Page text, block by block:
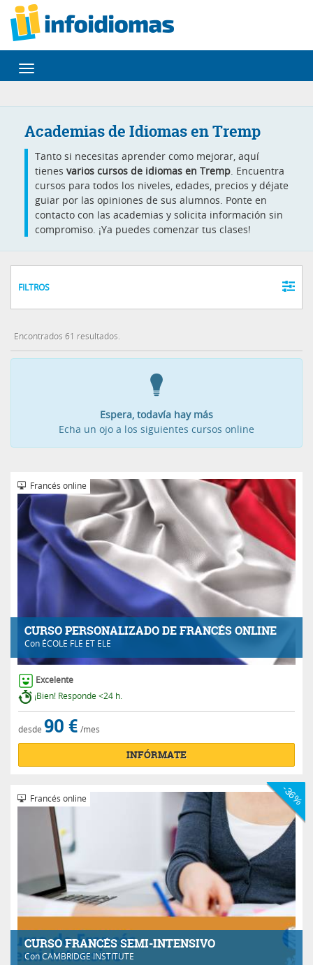
Desplegar
navegación
Academias de Idiomas en Tremp
Tanto si necesitas aprender como mejorar, aquí
tienes varios cursos de idiomas en Tremp. Encuentra
cursos para todos los niveles, edades, precios y déjate
guiar por las opiniones de sus alumnos. Ponte en
contacto con las academias y solicita información sin
compromiso. ¡Ya puedes comenzar tus clases!
FILTROS
Encontrados 61 resultados.
Espera, todavía hay más
Echa un ojo a los siguientes cursos online
CURSO PERSONALIZADO DE FRANCÉS ONLINE
Con ÉCOLE FLE ET ELE
Francés online
Excelente
¡Bien! Responde <24 h.
desde 90 € /mes
INFÓRMATE
CURSO FRANCÉS SEMI-INTENSIVO
ConCAMBRIDGE INSTITUTE
Francés online -36%